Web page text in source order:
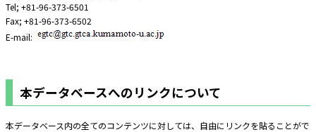
Tel; +81-96-373-6501
Fax; +81-96-373-6502
E-mail:
本データベースへのリンクについて
本データベース内の全てのコンテンツに対しては、自由にリンクを貼ることがで